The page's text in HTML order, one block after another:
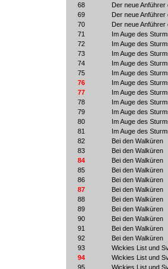
68
Der neue Anführer
69
Der neue Anführer
70
Der neue Anführer
71
Im Auge des
72
Im Auge des
73
Im Auge des
74
Im Auge des
75
Im Auge des
76
Im Auge des
77
Im Auge des
78
Im Auge des
79
Im Auge des
80
Im Auge des
81
Im Auge des
82
Bei den Walküren
83
Bei den Walküren
84
Bei den Walküren
85
Bei den Walküren
86
Bei den Walküren
87
Bei den Walküren
88
Bei den Walküren
89
Bei den Walküren
90
Bei den Walküren
91
Bei den Walküren
92
Bei den Walküren
93
Wickies List und
94
Wickies List und
95
Wickies List und